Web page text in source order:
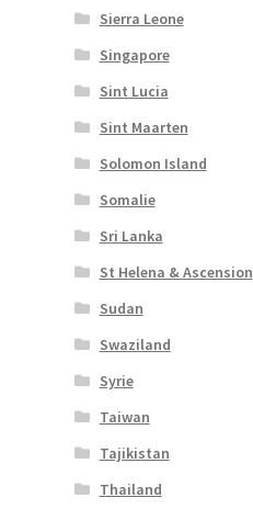
Sierra Leone
Singapore
Sint Lucia
Sint Maarten
Solomon Island
Somalie
Sri Lanka
St Helena & Ascension
Sudan
Swaziland
Syrie
Taiwan
Tajikistan
Thailand